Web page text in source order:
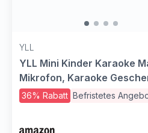
YLL
YLL Mini Kinder Karaoke
Mikrofon, Karaoke
Alter 3 4 5 6 7 8 9 10 12 +
Geburtstag Spielzeug
36% Rabatt Befristetes